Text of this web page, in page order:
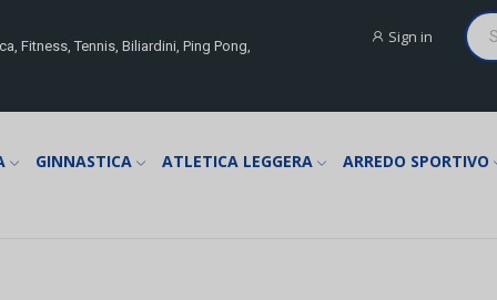
Fitness, Tennis, Biliardini, Ping Pong,
Sign in
GINNASTICA ATLETICA LEGGERA
ARREDO SPORTIVO